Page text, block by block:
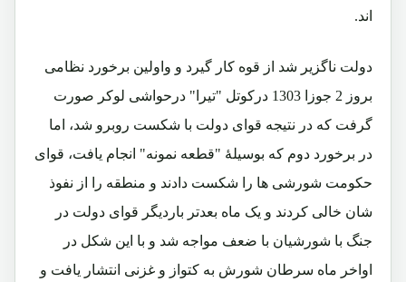
اند.
دولت ناگزیر شد از قوه کار گیرد و واولین برخورد نظامی
بروز 2 جوزا 1303 درکوتل "تیرا" درحواشی لوکر صورت
گرفت که در نتیجه قوای دولت با شکست روبرو شد، اما
در برخورد دوم که بوسیلۀ "قطعه نمونه" انجام یافت، قوای
حکومت شورشی ها را شکست دادند و منطقه را از نفوذ
شان خالی کردند و یک ماه بعدتر باردیگر قوای دولت در
جنگ با شورشیان با ضعف مواجه شد و با این شکل در
اواخر ماه سرطان شورش به کتواز و غزنی انتشار یافت و